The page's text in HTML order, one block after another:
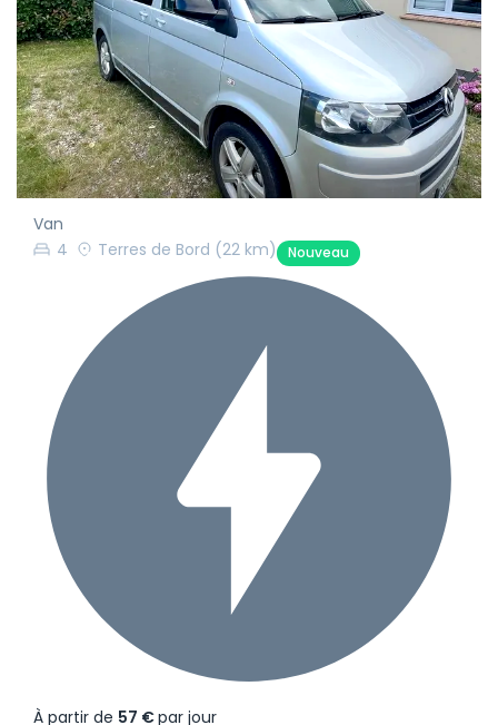
Van
4
Terres de Bord (22 km) Nouveau
À partir de 57 €par jour